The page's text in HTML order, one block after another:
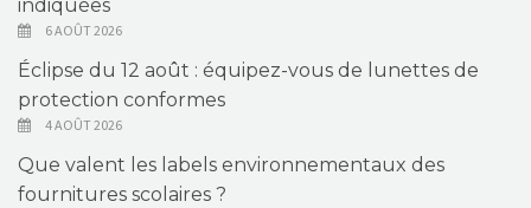
indiquées
6 AOÛT 2026
Éclipse du 12 août : équipez-vous de lunettes de
protection conformes
4 AOÛT 2026
Que valent les labels environnementaux des
fournitures scolaires ?